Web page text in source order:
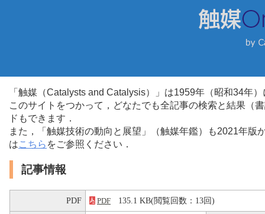
「触媒（Catalysts and Catalysis）」は1959年（昭和34年
このサイトをつかって，どなたでも全記事の検索と結果（
ドもできます．
また，「触媒技術の動向と展望」（触媒年鑑）も2021年
はこちら をご参照ください．
記事情報
PDF PDF 135.1 KB(閲覧回数：13回)